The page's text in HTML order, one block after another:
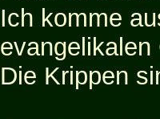
Ich komme
evangelikalen
Die Krippen